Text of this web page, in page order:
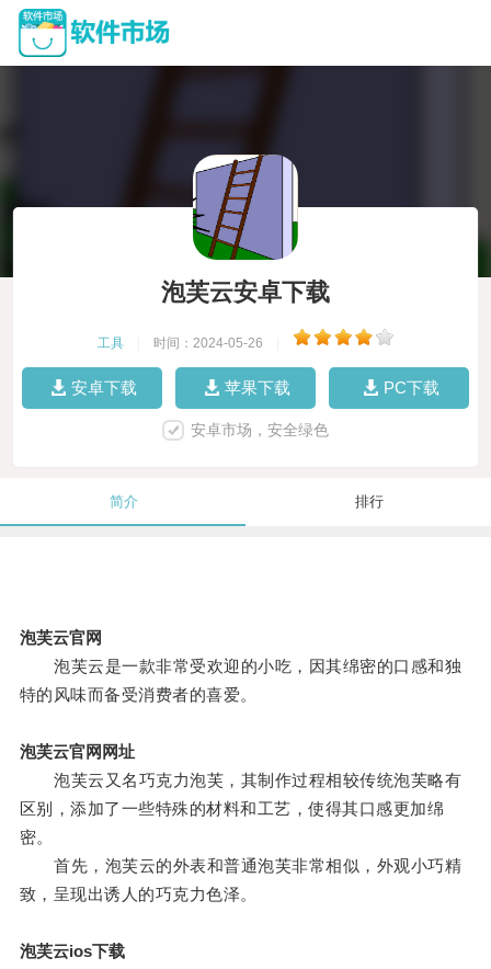
泡芙云安卓下载
工具 时间：2024-05-26
安卓下载 苹果下载 PC下载
安卓市场，安全绿色
简介 排行
泡芙云官网
泡芙云是一款非常受欢迎的小吃，因其绵密的口感和独
特的风味而备受消费者的喜爱。
泡芙云官网网址
泡芙云又名巧克力泡芙，其制作过程相较传统泡芙略有
区别，添加了一些特殊的材料和工艺，使得其口感更加绵
密。
首先，泡芙云的外表和普通泡芙非常相似，外观小巧精
致，呈现出诱人的巧克力色泽。
泡芙云ios下载